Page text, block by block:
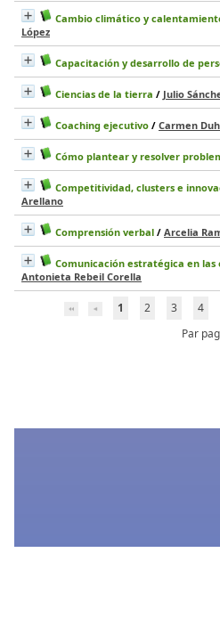
Cambio climático y
López
Capacitación y desarrollo de
Ciencias de la tierra / Julio
Coaching ejecutivo / Carmen
Cómo plantear y resolver
Competitividad, clusters e
Arellano
Comprensión verbal / Arcelia
Comunicación estratégica en las
Antonieta Rebeil Corella
1 2 3 4
Par